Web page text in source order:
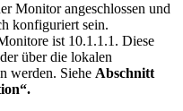
Monitor angeschlossen und
konfiguriert sein.
ist 10.1 .1 .1 . Diese
über die lokalen
werden. Siehe Abschnitt
“.